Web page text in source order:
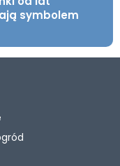
symbolem